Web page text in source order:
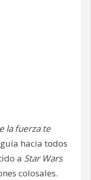
la fuerza te
hacia todos
a Star Wars
colosales.